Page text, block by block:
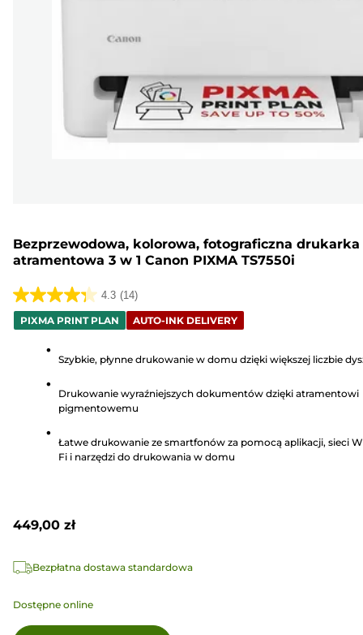
Bezprzewodowa, kolorowa, fotograficzna drukarka
atramentowa 3 w 1 Canon PIXMA TS7550i
4.3 (14)
4.3
na
gwiazdek.
Recenzji
PIXMA PRINT PLAN AUTO-INK DELIVERY
Szybkie, płynne drukowanie w domu dzięki większej liczbie
Drukowanie wyraźniejszych dokumentów dzięki atramentowi
pigmentowemu
Łatwe drukowanie ze smartfonów za pomocą aplikacji, sieci
Fi i narzędzi do drukowania w domu
449,00 zł
Bezpłatna dostawa standardowa
Dostępne online